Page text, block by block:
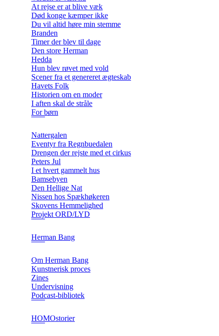
At rejse er at blive væk
Død konge kæmper ikke
Du vil altid høre min stemme
Branden
Timer der blev til dage
Den store Herman
Hedda
Hun blev røvet med vold
Scener fra et genereret ægteskab
Havets Folk
Historien om en moder
I aften skal de stråle
For børn
Nattergalen
Eventyr fra Regnbuedalen
Drengen der rejste med et cirkus
Peters Jul
I et hvert gammelt hus
Bamsebyen
Den Hellige Nat
Nissen hos Spækhøkeren
Skovens Hemmelighed
Projekt ORD/LYD
Herman Bang
Om Herman Bang
Kunstnerisk proces
Zines
Undervisning
Podcast-bibliotek
HOMOstorier